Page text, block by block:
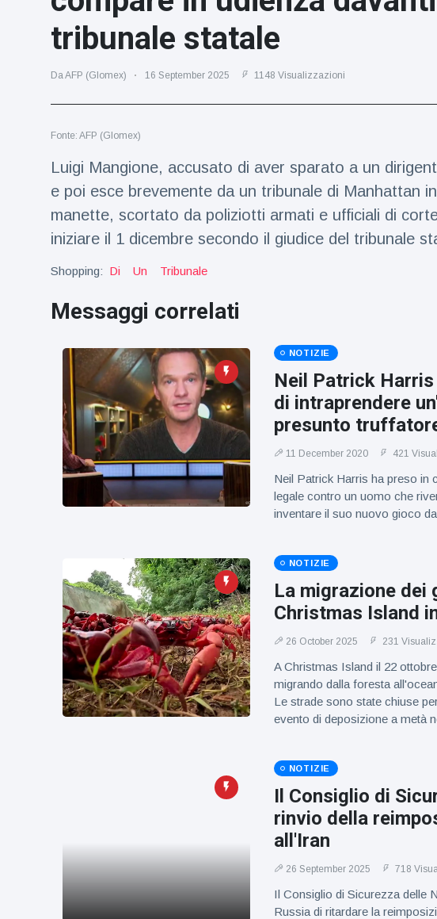
Viaggi e avventura
(77)
Ultime notizie
Barbara
rivelano di
aspettare
una
bambina
Millie Bobby
Brown
incoraggia
sua figlia ad
creativa
15 July
Visualizzazioni
Hathaway
definisce
Holland 'il
figlio dei
sogni’
14 July
31
tribunale statale
Da AFP (Glomex) 16 September 2025 1148 Visualizzazioni
Fonte: AFP (Glomex)
Luigi Mangione, accusato di aver sparato a un
e poi esce brevemente da un tribunale di Manhattan
manette, scortato da poliziotti armati e ufficiali di
iniziare il 1 dicembre secondo il giudice del tribunale
Shopping: Di Un Tribunale
Messaggi correlati
NOTIZIE
Neil Patrick
di intraprendere
presunto
11 December 2020 421
Neil Patrick Harris ha preso in
legale contro un uomo che
inventare il suo nuovo gioco
NOTIZIE
La migrazione
Christmas Island
26 October 2025 231
A Christmas Island il 22
migrando dalla foresta
Le strade sono state chiuse
evento di deposizione a metà
NOTIZIE
Il Consiglio di
rinvio della
all'Iran
26 September 2025 718
Il Consiglio di Sicurezza delle
Russia di ritardare la